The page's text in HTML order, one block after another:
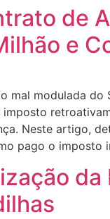
de
e
mal modulada
Neste artigo,
pago o imposto